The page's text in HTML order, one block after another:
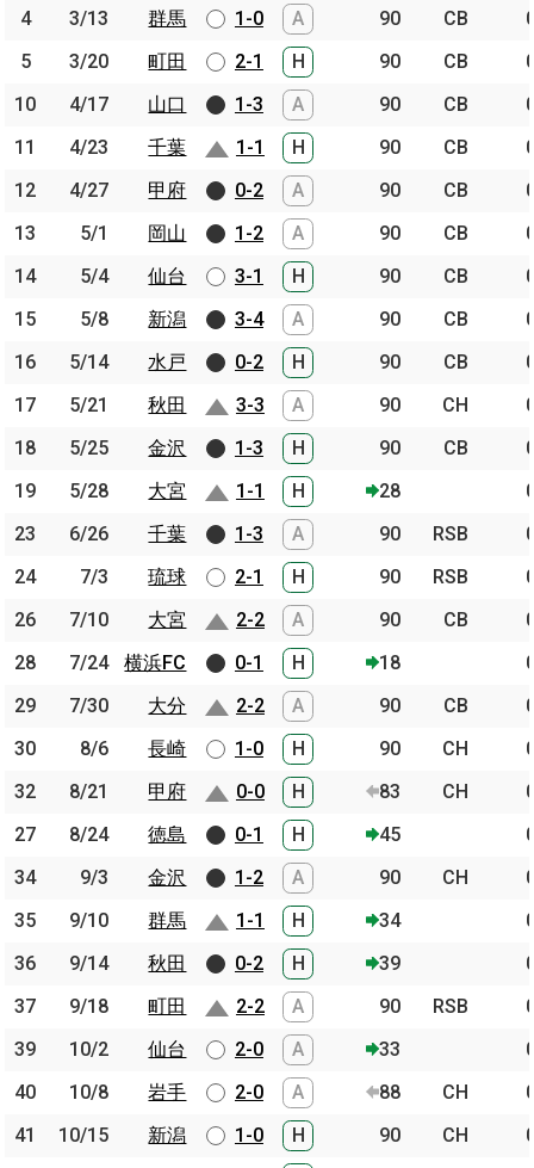
4
3/13 群馬 1-0 A 90 CB
5
3/20 町田 2-1 H 90 CB
10
4/17 山口 1-3 A 90 CB
11
4/23 千葉 1-1 H 90 CB
12
4/27 甲府 0-2 A 90 CB
13
5/1 岡山 1-2 A 90 CB
14
5/4 仙台 3-1 H 90 CB
15
5/8 新潟 3-4 A 90 CB
16
5/14 水戸 0-2 H 90 CB
17
5/21 秋田 3-3 A 90 CH
18
5/25 金沢 1-3 H 90 CB
19
5/28 大宮 1-1 H 28
23
6/26 千葉 1-3 A 90 RSB
24
7/3 琉球 2-1 H 90 RSB
26
7/10 大宮 2-2 A 90 CB
28
7/24 横浜FC 0-1 H 18
29
7/30 大分 2-2 A 90 CB
30
8/6 長崎 1-0 H 90 CH
32
8/21 甲府 0-0 H 83 CH
27
8/24 徳島 0-1 H 45
34
9/3 金沢 1-2 A 90 CH
35
9/10 群馬 1-1 H 34
36
9/14 秋田 0-2 H 39
37
9/18 町田 2-2 A 90 RSB
39
10/2 仙台 2-0 A 33
40
10/8 岩手 2-0 A 88 CH
41
10/15 新潟 1-0 H 90 CH
4
3/13
群馬
5
3/20
町田
10
4/17
山口
11
4/23
千葉
12
4/27
甲府
13
5/1
岡山
14
5/4
仙台
15
5/8
新潟
16
5/14
水戸
17
5/21
秋田
18
5/25
金沢
19
5/28
大宮
23
6/26
千葉
24
7/3
琉球
26
7/10
大宮
28
7/24
横浜FC
29
7/30
大分
30
8/6
長崎
32
8/21
甲府
27
8/24
徳島
34
9/3
金沢
35
9/10
群馬
36
9/14
秋田
37
9/18
町田
39
10/2
仙台
40
10/8
岩手
41
10/15
新潟